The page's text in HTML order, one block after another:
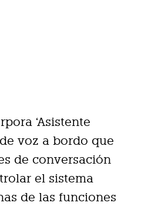
‘Asistente
voz a bordo que
de conversación
el sistema
de las funciones